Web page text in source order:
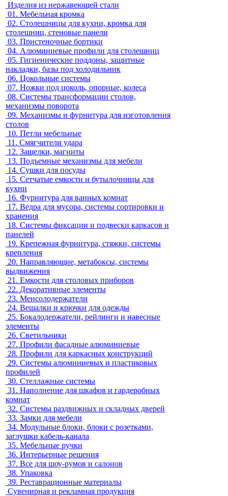
Изделия из нержавеющей стали
01. Мебельная кромка
02. Столешницы для кухни, кромка для
столешниц, стеновые панели
03. Пристеночные бортики
04. Алюминиевые профили для столешниц
05. Гигиенические поддоны, защитные
накладки, базы под холодильник
06. Цокольные системы
07. Ножки под цоколь, опорные, колеса
08. Системы трансформации столов,
механизмы поворота
09. Механизмы и фурнитура для изготовления
столов
10. Петли мебельные
11. Смягчители удара
12. Защелки, магниты
13. Подъемные механизмы для мебели
14. Сушки для посуды
15. Сетчатые емкости и бутылочницы для
кухни
16. Фурнитура для ванных комнат
17. Ведра для мусора, системы сортировки и
хранения
18. Системы фиксации и подвески каркасов и
панелей
19. Крепежная фурнитура, стяжки, системы
крепления
20. Направляющие, метабоксы, системы
выдвижения
21. Емкости для столовых приборов
22. Декоративные элементы
23. Менсолодержатели
24. Вешалки и крючки для одежды
25. Бокалодержатели, рейлинги и навесные
элементы
26. Светильники
27. Профили фасадные алюминиевые
28. Профили для каркасных конструкций
29. Системы алюминиевых и пластиковых
профилей
30. Стеллажные системы
31. Наполнение для шкафов и гардеробных
комнат
32. Системы раздвижных и складных дверей
33. Замки для мебели
34. Модульные блоки, блоки с розетками,
заглушки кабель-канала
35. Мебельные ручки
36. Интерьерные решения
37. Все для шоу-румов и салонов
38. Упаковка
39. Реставрационные материалы
Сувенирная и рекламная продукция